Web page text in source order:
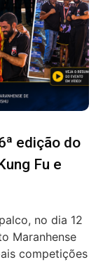
edição do
Fu e
no dia 12
Maranhense
competições